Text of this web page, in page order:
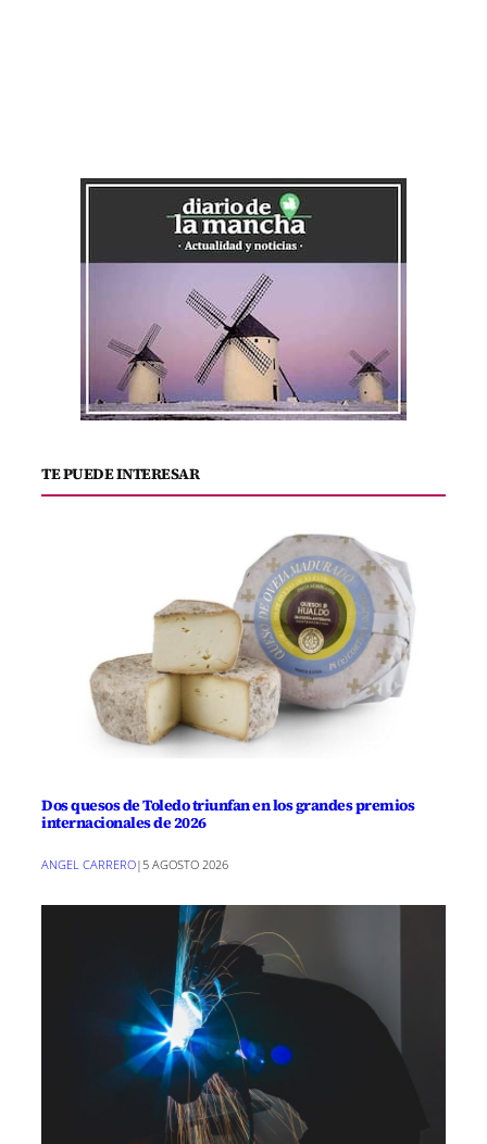
TE PUEDE INTERESAR
Dos quesos de Toledo triunfan en los grandes premios
internacionales de 2026
ANGEL CARRERO| 5 AGOSTO 2026